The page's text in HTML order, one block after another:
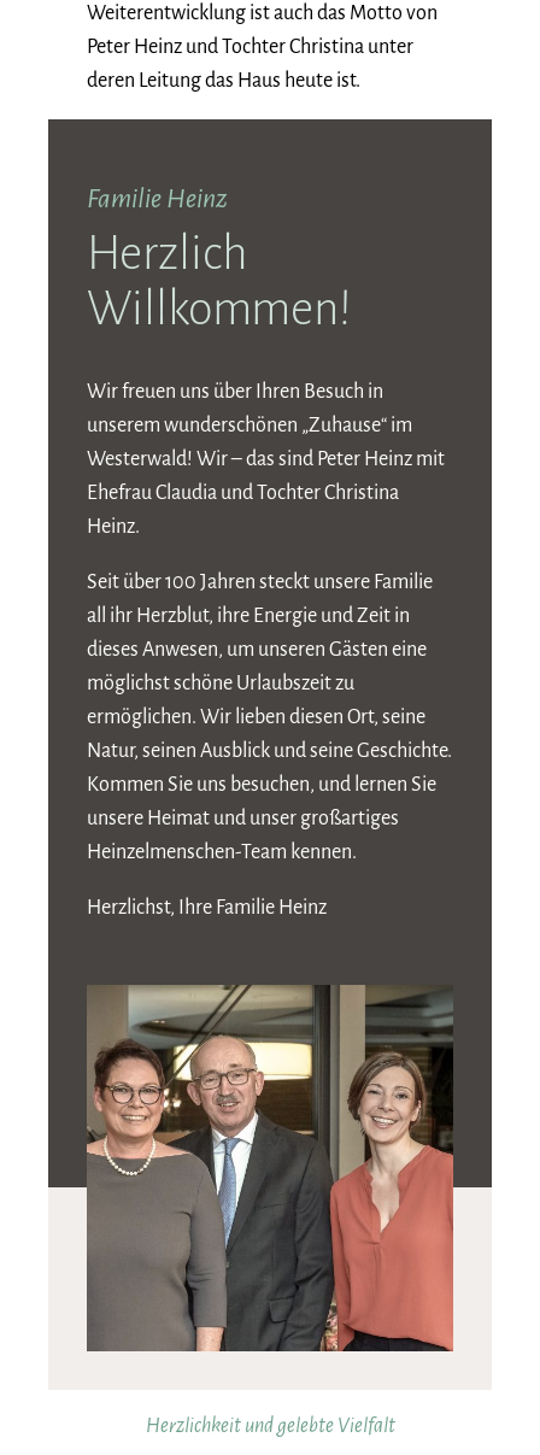
Weiterentwicklung ist auch das Motto von
Peter Heinz und Tochter Christina unter
deren Leitung das Haus heute ist.
Familie Heinz
Herzlich
Willkommen!
Wir freuen uns über Ihren Besuch in
unserem wunderschönen „Zuhause“ im
Westerwald! Wir – das sind Peter Heinz mit
Ehefrau Claudia und Tochter Christina
Heinz.
Seit über 100 Jahren steckt unsere Familie
all ihr Herzblut, ihre Energie und Zeit in
dieses Anwesen, um unseren Gästen eine
möglichst schöne Urlaubszeit zu
ermöglichen. Wir lieben diesen Ort, seine
Natur, seinen Ausblick und seine Geschichte.
Kommen Sie uns besuchen, und lernen Sie
unsere Heimat und unser großartiges
Heinzelmenschen-Team kennen.
Herzlichst, Ihre Familie Heinz
Herzlichkeit und gelebte Vielfalt